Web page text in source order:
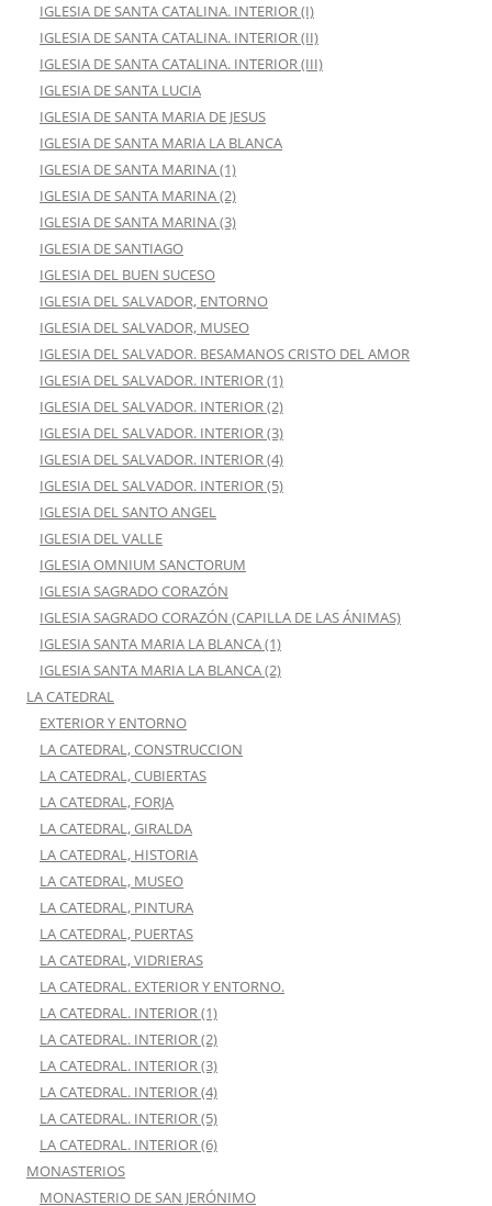
IGLESIA DE SANTA CATALINA. INTERIOR (I)
IGLESIA DE SANTA CATALINA. INTERIOR (II)
IGLESIA DE SANTA CATALINA. INTERIOR (III)
IGLESIA DE SANTA LUCIA
IGLESIA DE SANTA MARIA DE JESUS
IGLESIA DE SANTA MARIA LA BLANCA
IGLESIA DE SANTA MARINA (1)
IGLESIA DE SANTA MARINA (2)
IGLESIA DE SANTA MARINA (3)
IGLESIA DE SANTIAGO
IGLESIA DEL BUEN SUCESO
IGLESIA DEL SALVADOR, ENTORNO
IGLESIA DEL SALVADOR, MUSEO
IGLESIA DEL SALVADOR. BESAMANOS CRISTO DEL AMOR
IGLESIA DEL SALVADOR. INTERIOR (1)
IGLESIA DEL SALVADOR. INTERIOR (2)
IGLESIA DEL SALVADOR. INTERIOR (3)
IGLESIA DEL SALVADOR. INTERIOR (4)
IGLESIA DEL SALVADOR. INTERIOR (5)
IGLESIA DEL SANTO ANGEL
IGLESIA DEL VALLE
IGLESIA OMNIUM SANCTORUM
IGLESIA SAGRADO CORAZÓN
IGLESIA SAGRADO CORAZÓN (CAPILLA DE LAS ÁNIMAS)
IGLESIA SANTA MARIA LA BLANCA (1)
IGLESIA SANTA MARIA LA BLANCA (2)
LA CATEDRAL
EXTERIOR Y ENTORNO
LA CATEDRAL, CONSTRUCCION
LA CATEDRAL, CUBIERTAS
LA CATEDRAL, FORJA
LA CATEDRAL, GIRALDA
LA CATEDRAL, HISTORIA
LA CATEDRAL, MUSEO
LA CATEDRAL, PINTURA
LA CATEDRAL, PUERTAS
LA CATEDRAL, VIDRIERAS
LA CATEDRAL. EXTERIOR Y ENTORNO.
LA CATEDRAL. INTERIOR (1)
LA CATEDRAL. INTERIOR (2)
LA CATEDRAL. INTERIOR (3)
LA CATEDRAL. INTERIOR (4)
LA CATEDRAL. INTERIOR (5)
LA CATEDRAL. INTERIOR (6)
MONASTERIOS
MONASTERIO DE SAN JERÓNIMO